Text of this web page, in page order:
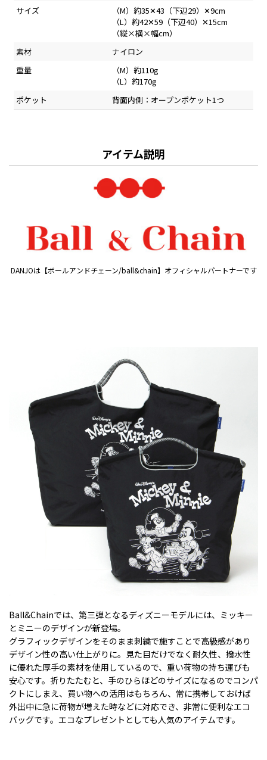
サイズ
（M）約35✕43（下辺29）✕9cm
（L）約42✕59（下辺40）✕15cm
（縦×横×幅cm）
素材
ナイロン
重量
（M）約110g
（L）約170g
ポケット
背面内側：オープンポケット1つ
アイテム説明
DANJOは【ボールアンドチェーン/ball&chain】オフィシャルパートナーです
Ball&Chainでは、第三弾となるディズニーモデルには、ミッキー
とミニーのデザインが新登場。
グラフィックデザインをそのまま刺繍で施すことで高級感があり
デザイン性の高い仕上がりに。見た目だけでなく耐久性、撥水性
に優れた厚手の素材を使用しているので、重い荷物の持ち運びも
安心です。折りたたむと、手のひらほどのサイズになるのでコンパ
クトにしまえ、買い物への活用はもちろん、常に携帯しておけば
外出中に急に荷物が増えた時などに対応でき、非常に便利なエコ
バッグです。エコなプレゼントとしても人気のアイテムです。